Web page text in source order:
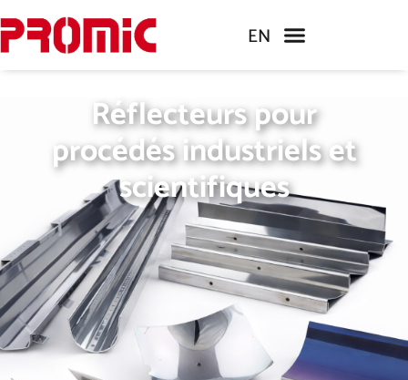
EN
Réflecteurs pour
procédés industriels et
scientifiques